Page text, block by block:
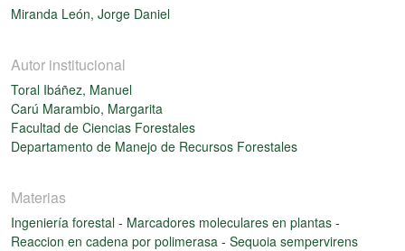
Miranda León, Jorge Daniel
Autor institucional
Toral Ibáñez, Manuel
Carú Marambio, Margarita
Facultad de Ciencias Forestales
Departamento de Manejo de Recursos Forestales
Materias
Ingeniería forestal - Marcadores moleculares en plantas -
Reaccion en cadena por polimerasa - Sequoia sempervirens